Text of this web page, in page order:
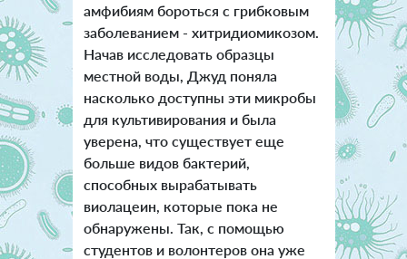
амфибиям бороться с грибковым
заболеванием - хитридиомикозом.
Начав исследовать образцы
местной воды, Джуд поняла
насколько доступны эти микробы
для культивирования и была
уверена, что существует еще
больше видов бактерий,
способных вырабатывать
виолацеин, которые пока не
обнаружены. Так, с помощью
студентов и волонтеров она уже